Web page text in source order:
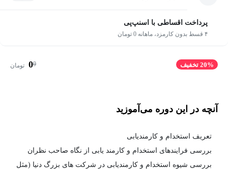
پرداخت اقساطی با اسنپ‌پی
۴ قسط بدون کارمزد، ماهانه 0 تومان
20% تخفیف 0
0 تومان
آنچه در این دوره می‌آموزید
تعریف استخدام و کارمندیابی
بررسی فرایندهای استخدام و کارمند یابی از نگاه صاحب نظران
بررسی شیوه استخدام و کارمندیابی در شرکت های بزرگ دنیا (مثل